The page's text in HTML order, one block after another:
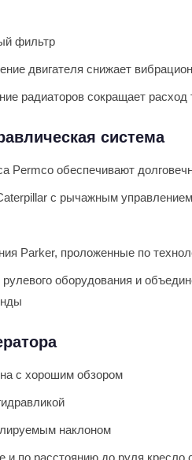
фильтр
двигателя снижает
радиаторов сокращает расход
система
Permco обеспечивают
с рычажным
Parker, проложенные по
оборудования и
с хорошим обзором
наклоном
и по расстоянию до руля